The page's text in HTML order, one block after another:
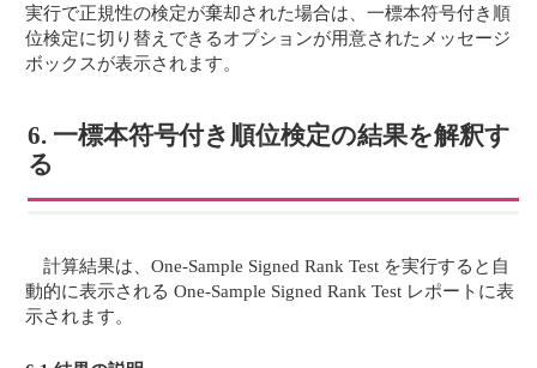
実行で正規性の検定が棄却された場合は、一標本符号付き順
位検定に切り替えできるオプションが用意されたメッセージ
ボックスが表示されます。
6. 一標本符号付き順位検定の結果を解釈す
る
計算結果は、One-Sample Signed Rank Test を実行すると自
動的に表示される One-Sample Signed Rank Test レポートに表
示されます。